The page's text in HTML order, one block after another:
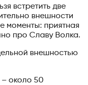
встретить две
внешности
моменты: приятная
про Славу Волка.
– около 50